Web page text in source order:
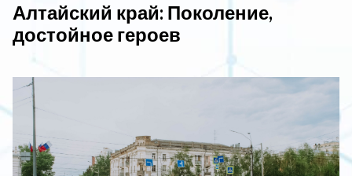
Алтайский край: Поколение,
достойное героев